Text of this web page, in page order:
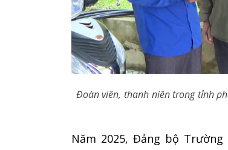
Đoàn viên, thanh niên trong tỉnh
Năm 2025, Đảng bộ